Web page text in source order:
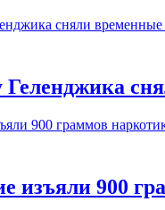
Геленджика
изъяли 900